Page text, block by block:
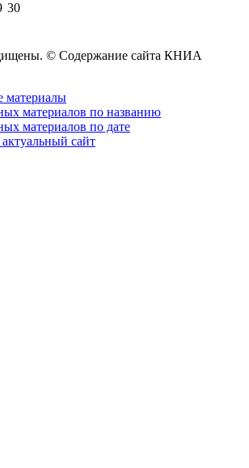
30
© Содержание сайта КНИА
материалы
материалов по названию
материалов по дате
сайт